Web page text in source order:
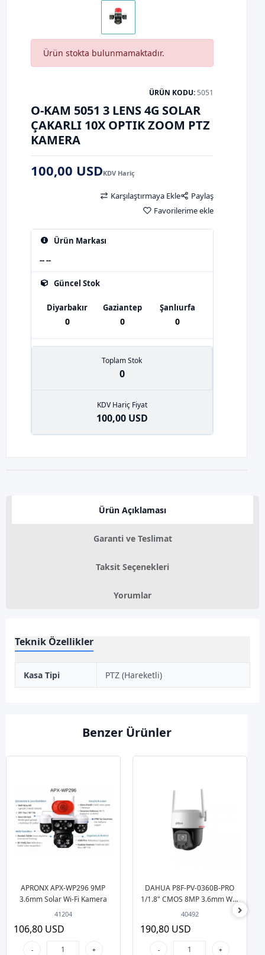
ÜRÜN KODU:5051
O-KAM 5051 3 LENS 4G SOLAR
ÇAKARLI 10X OPTIK ZOOM PTZ
KAMERA
100,00 USDKDV Hariç
Ürün Markası
-- --
Güncel Stok
Diyarbakır
0
Gaziantep
0
Şanlıurfa
0
Toplam Stok
0
KDV Hariç Fiyat
100,00 USD
Karşılaştırmaya Ekle
Paylaş
Favorilerime ekle
Ürün stokta bulunmamaktadır.
Ürün Açıklaması
Garanti ve Teslimat
Taksit Seçenekleri
Yorumlar
Teknik Özellikler
Kasa Tipi PTZ (Hareketli)
Benzer Ürünler
APRONX APX-WP296 9MP
3.6mm Solar Wi-Fi Kamera
41204
106,80 USD
- +
DAHUA P8F-PV-0360B-PRO
1/1.8" CMOS 8MP 3.6mm Wifi
Dış Ortam PT Kamera
40492
190,80 USD
- +